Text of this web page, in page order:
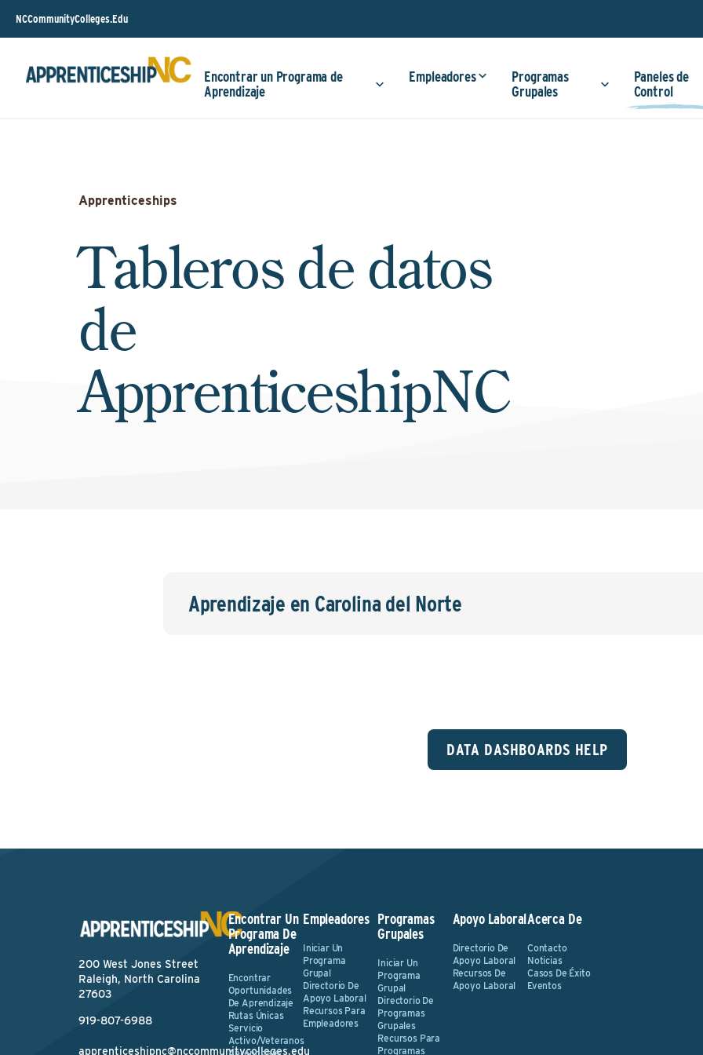
NCCommunityColleges.Edu
Encontrar un Programa de
Aprendizaje
Empleadores
Programas
Grupales
Paneles de
Control
Apprenticeships
Tableros de datos
de
ApprenticeshipNC
Aprendizaje en Carolina del Norte
DATA DASHBOARDS HELP
200 West Jones Street
Raleigh, North Carolina
27603
919-807-6988
apprenticeshipnc@nccommunitycolleges.edu
Encontrar Un
Programa De
Aprendizaje
Encontrar
Oportunidades
De Aprendizaje
Rutas Únicas
Servicio
Activo/Veteranos
Empleadores
Iniciar Un
Programa
Grupal
Directorio De
Apoyo Laboral
Recursos Para
Empleadores
Programas
Grupales
Iniciar Un
Programa
Grupal
Directorio De
Programas
Grupales
Recursos Para
Programas
Apoyo Laboral
Directorio De
Apoyo Laboral
Recursos De
Apoyo Laboral
Acerca De
Contacto
Noticias
Casos De Éxito
Eventos